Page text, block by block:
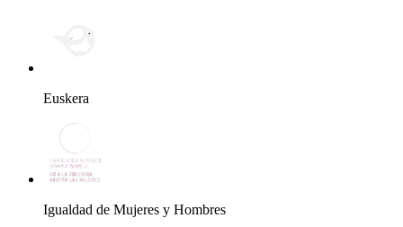
Euskera
Igualdad de Mujeres y Hombres